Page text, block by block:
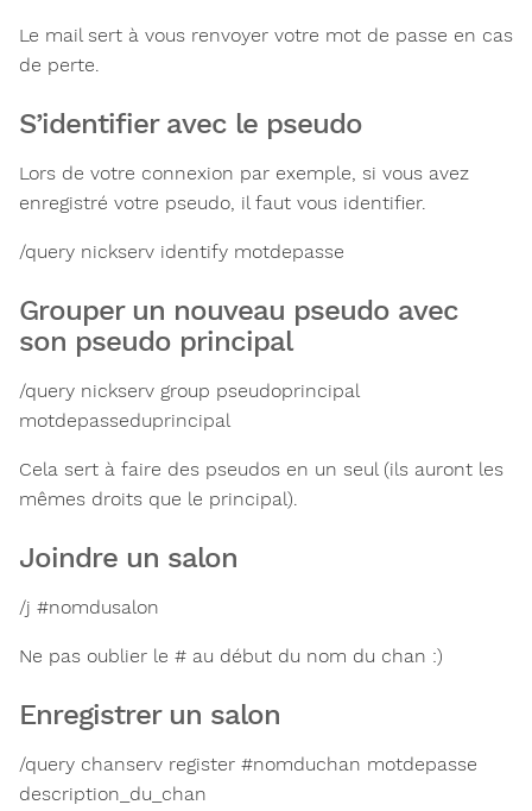
Le mail sert à vous renvoyer votre mot de passe en cas
de perte.
S’identifier avec le pseudo
Lors de votre connexion par exemple, si vous avez
enregistré votre pseudo, il faut vous identifier.
/query nickserv identify motdepasse
Grouper un nouveau pseudo avec
son pseudo principal
/query nickserv group pseudoprincipal
motdepasseduprincipal
Cela sert à faire des pseudos en un seul (ils auront les
mêmes droits que le principal).
Joindre un salon
/j #nomdusalon
Ne pas oublier le # au début du nom du chan :)
Enregistrer un salon
/query chanserv register #nomduchan motdepasse
description_du_chan